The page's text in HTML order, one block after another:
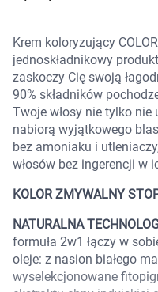
Krem koloryzujący
jednoskładnikowy
zaskoczy Cię swoją
90% składników
Twoje włosy nie tylko nie
nabiorą wyjątkowego
bez amoniaku i
włosów bez ingerencji w
KOLOR ZMYWALNY
NATURALNA
formuła 2w1 łączy w
oleje: z nasion białego
wyselekcjonowane